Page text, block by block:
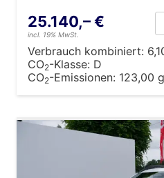
25.140,– €
incl. 19% MwSt.
Verbrauch kombiniert:
CO2-Klasse: D
CO2-Emissionen: 123,00